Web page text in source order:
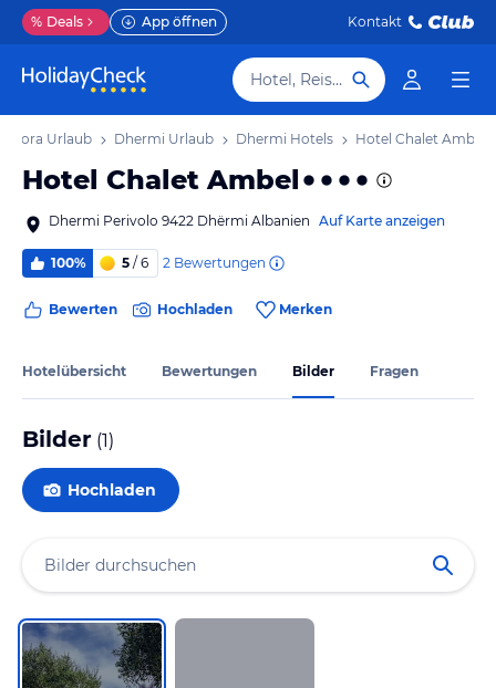
% Deals App öffnen Kontakt
Hotel, Reiseziel
Vlora Urlaub Dhermi Urlaub Dhermi Hotels Hotel Chalet Ambel
Hotel Chalet Ambel
Dhermi Perivolo 9422 Dhërmi Albanien Auf Karte anzeigen
100% 5 / 6 2 Bewertungen
Bewerten Hochladen Merken
Hotelübersicht Bewertungen Bilder Fragen
Bilder (1)
Hochladen